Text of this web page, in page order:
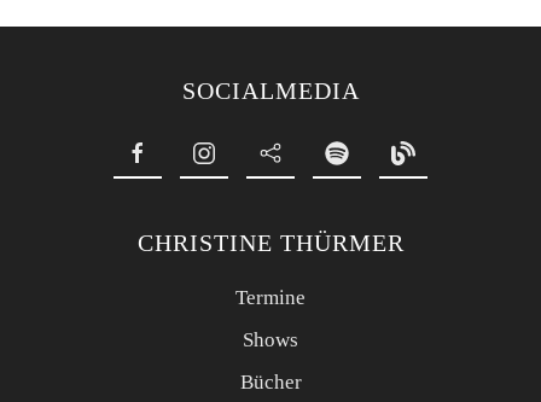
SOCIALMEDIA
CHRISTINE THÜRMER
Termine
Shows
Bücher